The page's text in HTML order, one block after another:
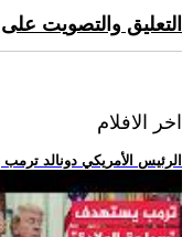
التعليق والتصويت
اخر الافلام
.. الرئيس الأمريكي دونالد